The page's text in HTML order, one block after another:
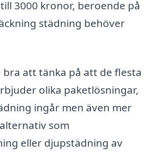
3000 kronor, beroende på
städning behöver
bra att tänka på att de flesta
olika paketlösningar,
ingår men även mer
som
eller djupstädning av